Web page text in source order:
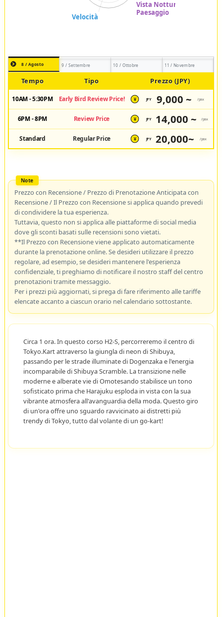
8 / Agosto 9 / Settembre 10 / Ottobre 11 / Novembre
Tempo Tipo Prezzo (JPY)
10AM - 5:30PM Early Bird Review Price! ¥ JPY 9,000 ~ /pax
6PM - 8PM Review Price ¥ JPY 14,000 ~ /pax
Standard Regular Price ¥ JPY 20,000~ /pax
Prezzo con Recensione / Prezzo di Prenotazione Anticipata con
Recensione / Il Prezzo con Recensione si applica quando prevedi
di condividere la tua esperienza.
Tuttavia, questo non si applica alle piattaforme di social media
dove gli sconti basati sulle recensioni sono vietati.
**Il Prezzo con Recensione viene applicato automaticamente
durante la prenotazione online. Se desideri utilizzare il prezzo
regolare, ad esempio, se desideri mantenere l'esperienza
confidenziale, ti preghiamo di notificare il nostro staff del centro
prenotazioni tramite messaggio.
Per i prezzi più aggiornati, si prega di fare riferimento alle tariffe
elencate accanto a ciascun orario nel calendario sottostante.
Circa 1 ora. In questo corso H2-S, percorreremo il centro di
Tokyo.Kart attraverso la giungla di neon di Shibuya,
passando per le strade illuminate di Dogenzaka e l'energia
incomparabile di Shibuya Scramble. La transizione nelle
moderne e alberate vie di Omotesando stabilisce un tono
sofisticato prima che Harajuku esploda in vista con la sua
vibrante atmosfera all'avanguardia della moda. Questo giro
di un'ora offre uno sguardo ravvicinato ai distretti più
trendy di Tokyo, tutto dal volante di un go-kart!